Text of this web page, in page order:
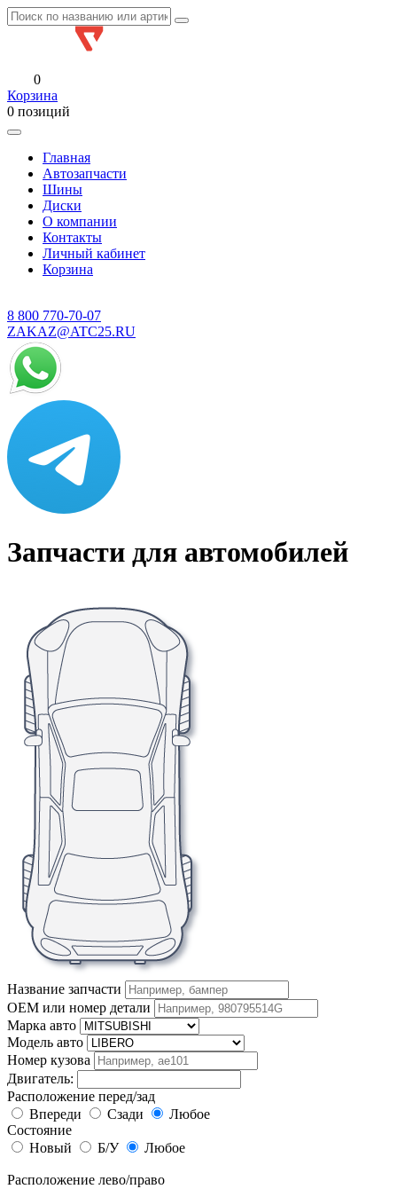
0
Корзина
0 позиций
Главная
Автозапчасти
Шины
Диски
О компании
Контакты
Личный кабинет
Корзина
8 800 770-70-07
ZAKAZ@ATC25.RU
Запчасти для автомобилей
Название запчасти
OEM или номер детали
Марка авто
Модель авто
Номер кузова
Двигатель:
Расположение перед/зад
Впереди
Сзади
Любое
Состояние
Новый
Б/У Любое
Расположение лево/право